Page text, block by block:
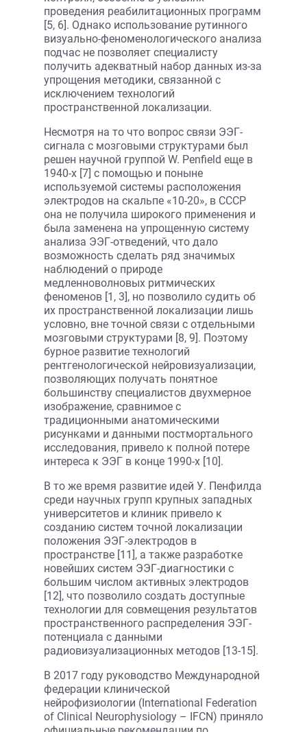
проведения реабилитационных программ
[5, 6]. Однако использование рутинного
визуально-феноменологического анализа
подчас не позволяет специалисту
получить адекватный набор данных из-за
упрощения методики, связанной с
исключением технологий
пространственной локализации.
Несмотря на то что вопрос связи ЭЭГ-
сигнала с мозговыми структурами был
решен научной группой W. Penfield еще в
1940-х [7] с помощью и поныне
используемой системы расположения
электродов на скальпе «10-20», в СССР
она не получила широкого применения и
была заменена на упрощенную систему
анализа ЭЭГ-отведений, что дало
возможность сделать ряд значимых
наблюдений о природе
медленноволновых ритмических
феноменов [1, 3], но позволило судить об
их пространственной локализации лишь
условно, вне точной связи с отдельными
мозговыми структурами [8, 9]. Поэтому
бурное развитие технологий
рентгенологической нейровизуализации,
позволяющих получать понятное
большинству специалистов двухмерное
изображение, сравнимое с
традиционными анатомическими
рисунками и данными постмортального
исследования, привело к полной потере
интереса к ЭЭГ в конце 1990-х [10].
В то же время развитие идей У. Пенфилда
среди научных групп крупных западных
университетов и клиник привело к
созданию систем точной локализации
положения ЭЭГ-электродов в
пространстве [11], а также разработке
новейших систем ЭЭГ-диагностики с
большим числом активных электродов
[12], что позволило создать доступные
технологии для совмещения результатов
пространственного распределения ЭЭГ-
потенциала с данными
радиовизуализационных методов [13-15].
В 2017 году руководство Международной
федерации клинической
нейрофизиологии (International Federation
of Clinical Neurophysiology – IFCN) приняло